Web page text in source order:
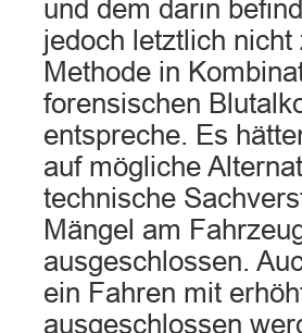
und dem darin
jedoch letztlich
Methode in
forensischen
entspreche. Es
auf mögliche
technische
Mängel am
ausgeschlossen.
ein Fahren mit
ausgeschlossen